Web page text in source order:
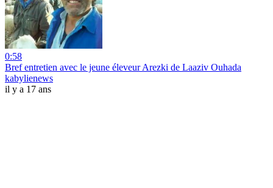
0:58
Bref entretien avec le jeune éleveur Arezki de Laaziv Ouhada
kabylienews
il y a 17 ans